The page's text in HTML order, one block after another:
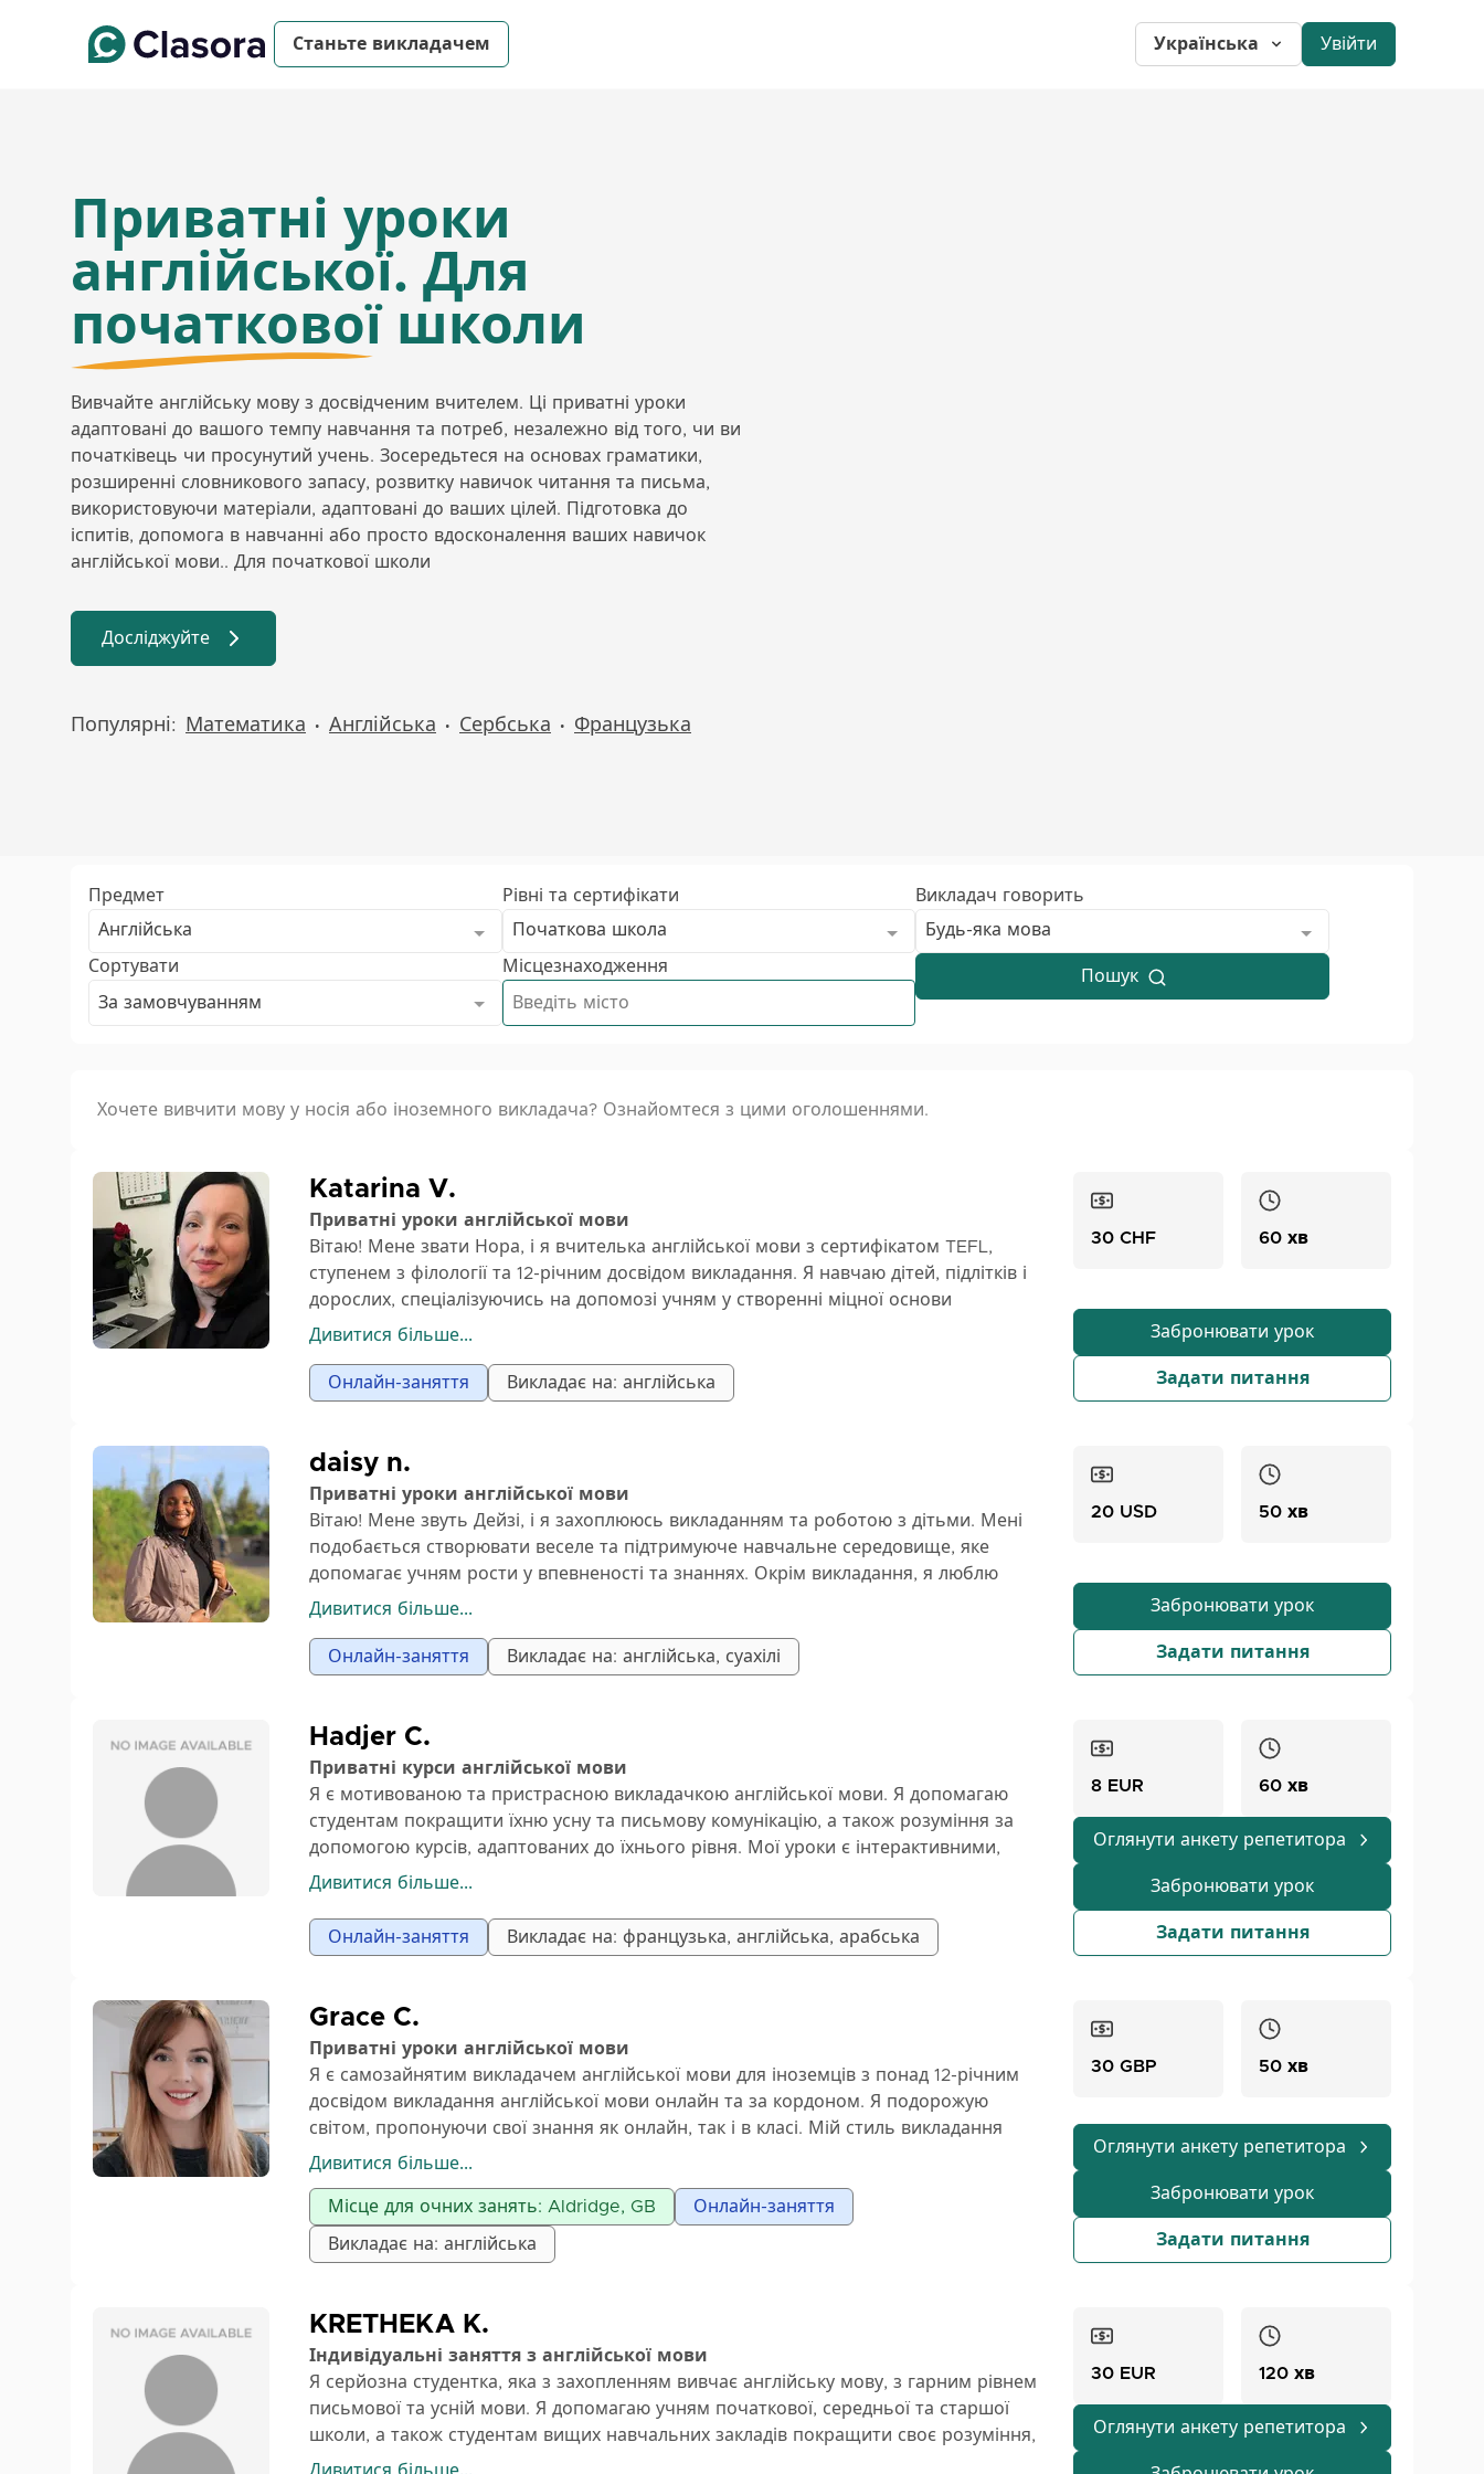
Станьте викладачем Українська Увійти
Приватні уроки
англійської. Для
початкової школи
Вивчайте англійську мову з досвідченим вчителем. Ці приватні уроки
адаптовані до вашого темпу навчання та потреб, незалежно від того, чи ви
початківець чи просунутий учень. Зосередьтеся на основах граматики,
розширенні словникового запасу, розвитку навичок читання та письма,
використовуючи матеріали, адаптовані до ваших цілей. Підготовка до
іспитів, допомога в навчанні або просто вдосконалення ваших навичок
англійської мови.. Для початкової школи
Досліджуйте
Популярні: Математика • Англійська • Сербська • Французька
Предмет
Англійська
Рівні та сертифікати
Початкова школа
Викладач говорить
Будь-яка мова
Сортувати
За замовчуванням
Місцезнаходження
Пошук
Хочете вивчити мову у носія або іноземного викладача? Ознайомтеся з цими оголошеннями.
Katarina V.
Приватні уроки англійської мови
Вітаю! Мене звати Нора, і я вчителька англійської мови з сертифікатом TEFL,
ступенем з філології та 12-річним досвідом викладання. Я навчаю дітей, підлітків і
дорослих, спеціалізуючись на допомозі учням у створенні міцної основи
англійської мови. Мої уроки терплячі, цікаві та адаптовані до потреб кожного учня.
вимову чи впевненість, я буду підтримувати вас на кожному кроці. Я вірю, що
навчання англійської має бути приємним, заохочувальним і практичним. Моя мета
в повсякденному житті.
Дивитися більше...
Онлайн-заняття Викладає на: англійська
30 CHF 60 хв
Забронювати урок
Задати питання
daisy n.
Приватні уроки англійської мови
Вітаю! Мене звуть Дейзі, і я захоплююсь викладанням та роботою з дітьми. Мені
подобається створювати веселе та підтримуюче навчальне середовище, яке
допомагає учням рости у впевненості та знаннях. Окрім викладання, я люблю
співати та використовувати креативність, щоб зробити навчання приємним для
Дивитися більше...
Онлайн-заняття Викладає на: англійська, суахілі
20 USD 50 хв
Забронювати урок
Задати питання
Hadjer C.
Приватні курси англійської мови
Я є мотивованою та пристрасною викладачкою англійської мови. Я допомагаю
студентам покращити їхню усну та письмову комунікацію, а також розуміння за
допомогою курсів, адаптованих до їхнього рівня. Мої уроки є інтерактивними,
орієнтованими на практику, комунікацію та швидкий прогрес. Я використовую
дозволяю кожному учневі досягти своїх академічних та особистих цілей.
Дивитися більше...
Онлайн-заняття Викладає на: французька, англійська, арабська
8 EUR 60 хв
Оглянути анкету репетитора
Забронювати урок
Задати питання
Grace C.
Приватні уроки англійської мови
Я є самозайнятим викладачем англійської мови для іноземців з понад 12-річним
досвідом викладання англійської мови онлайн та за кордоном. Я подорожую
світом, пропонуючи свої знання як онлайн, так і в класі. Мій стиль викладання
орієнтований на студентів і адаптивний, допомагаючи учням прогресувати в
уроки, які будуть практичними, цікавими та адаптованими до ваших потреб.
Однією з моїх ролей є допомога групам студентів віком від 16 років успішно скласти
іспити A2 Key, B1 Preliminary, B2 First та C1 Advanced із цілеспрямованою
Маючи досвід підготовки студентів до іспитів Cambridge, я зосереджуюсь на
цілей. Незалежно від того, чи потрібна вам структурована підготовка до іспиту чи
практика для підвищення впевненості, я можу керувати вами на кожному кроці.
Інша моя роль полягає у викладанні та вдосконаленні англійської граматики та
словникового запасу в офіційних, структурованих індивідуальних онлайн-сесіях,
Дивитися більше...
Місце для очних занять: Aldridge, GB Онлайн-заняття
Викладає на: англійська
30 GBP 50 хв
Оглянути анкету репетитора
Забронювати урок
Задати питання
KRETHEKA K.
Індивідуальні заняття з англійської мови
Я серйозна студентка, яка з захопленням вивчає англійську мову, з гарним рівнем
письмової та усній мови. Я допомагаю учням початкової, середньої та старшої
школи, а також студентам вищих навчальних закладів покращити своє розуміння,
усну мову та граматику. Я маю дипломи Кембриджського університету до рівня
30 EUR 120 хв
Оглянути анкету репетитора